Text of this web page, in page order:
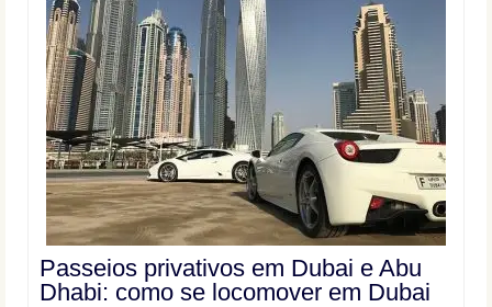
Passeios privativos em Dubai e Abu
Dhabi: como se locomover em Dubai